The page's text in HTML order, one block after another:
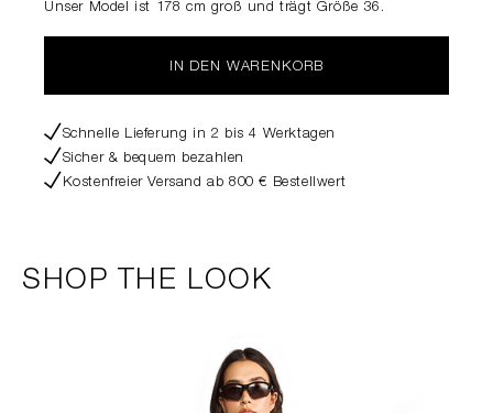
Unser Model ist 178 cm groß und trägt Größe 36.
IN DEN WARENKORB
Schnelle Lieferung in 2 bis 4 Werktagen
Sicher & bequem bezahlen
Kostenfreier Versand ab 800 € Bestellwert
SHOP THE LOOK